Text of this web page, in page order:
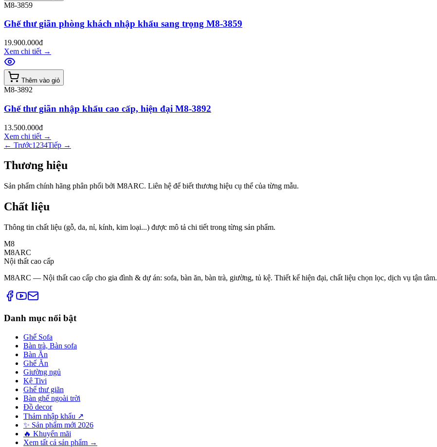
M8-3859
Ghế thư giãn phòng khách nhập khẩu sang trọng M8-3859
19.900.000đ
Xem chi tiết →
Thêm vào giỏ
M8-3892
Ghế thư giãn nhập khẩu cao cấp, hiện đại M8-3892
13.500.000đ
Xem chi tiết →
← Trước1 234Tiếp →
Thương hiệu
Sản phẩm chính hãng phân phối bởi M8ARC. Liên hệ để biết thương hiệu cụ thể của từng mẫu.
Chất liệu
Thông tin chất liệu (gỗ, da, nỉ, kính, kim loại...) được mô tả chi tiết trong từng sản phẩm.
M8
M8ARC
Nội thất cao cấp
M8ARC — Nội thất cao cấp cho gia đình & dự án: sofa, bàn ăn, bàn trà, giường, tủ kệ. Thiết kế hiện đại, chất liệu chọn lọc, dịch vụ tận tâm.
Danh mục nổi bật
Ghế Sofa
Bàn trà, Bàn sofa
Bàn Ăn
Ghế Ăn
Giường ngủ
Kệ Tivi
Ghế thư giãn
Bàn ghế ngoài trời
Đồ decor
Thảm nhập khẩu ↗
✨ Sản phẩm mới 2026
🔥 Khuyến mãi
Xem tất cả sản phẩm →